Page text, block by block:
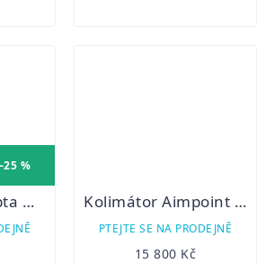
%
Kolimátor Meopta M-RAD Kolimátor Aimpoint Micro H-2
PTEJTE SE NA PRODEJNĚ
15 800 Kč